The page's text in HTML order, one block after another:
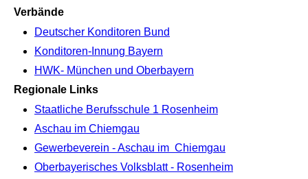
Verbände
Deutscher Konditoren Bund
Konditoren-Innung Bayern
HWK- München und Oberbayern
Regionale Links
Staatliche Berufsschule 1 Rosenheim
Aschau im Chiemgau
Gewerbeverein - Aschau im Chiemgau
Oberbayerisches Volksblatt - Rosenheim